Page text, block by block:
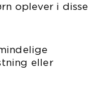
oplever i disse
eller